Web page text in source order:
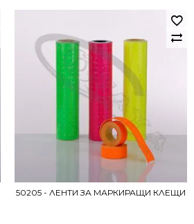
50205 - ЛЕНТИ ЗА МАРКИРАЩИ КЛЕЩИ